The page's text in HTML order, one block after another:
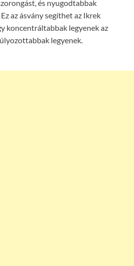
és nyugodtabbak
az ásvány segíthet az Ikrek
koncentráltabbak legyenek az
legyenek.